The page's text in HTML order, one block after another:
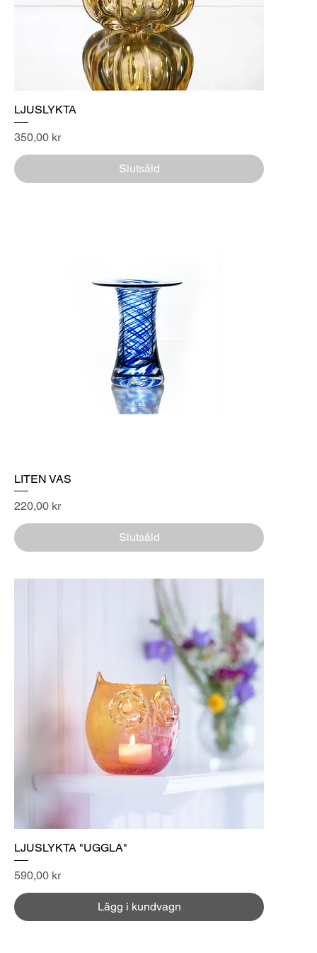
LJUSLYKTA
Pris
350,00 kr
Slutsåld
LITEN VAS
Pris
220,00 kr
Slutsåld
LJUSLYKTA "UGGLA"
Pris
590,00 kr
Lägg i kundvagn